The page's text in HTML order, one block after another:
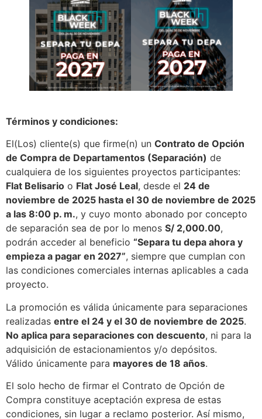
Términos y condiciones:
El(Los) cliente(s) que firme(n) un Contrato de Opción
de Compra de Departamentos (Separación) de
cualquiera de los siguientes proyectos participantes:
Flat Belisario o Flat José Leal, desde el 24 de
noviembre de 2025 hasta el 30 de noviembre de 2025
a las 8:00 p. m., y cuyo monto abonado por concepto
de separación sea de por lo menos S/ 2,000.00,
podrán acceder al beneficio “Separa tu depa ahora y
empieza a pagar en 2027”, siempre que cumplan con
las condiciones comerciales internas aplicables a cada
proyecto.
La promoción es válida únicamente para separaciones
realizadas entre el 24 y el 30 de noviembre de 2025.
No aplica para separaciones con descuento, ni para la
adquisición de estacionamientos y/o depósitos.
Válido únicamente para mayores de 18 años.
El solo hecho de firmar el Contrato de Opción de
Compra constituye aceptación expresa de estas
condiciones, sin lugar a reclamo posterior. Así mismo,